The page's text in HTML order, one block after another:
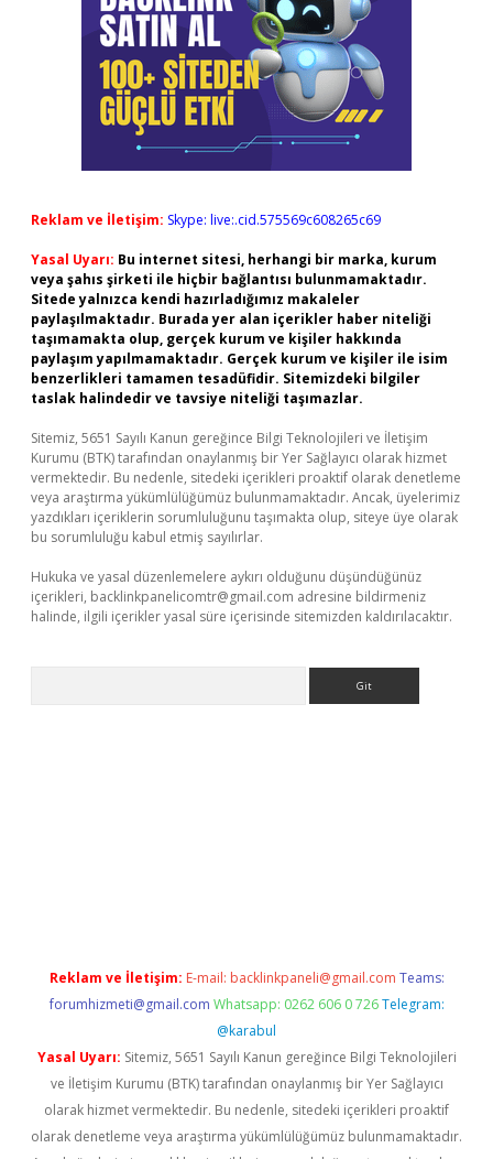
Reklam ve İletişim: Skype: live:.cid.575569c608265c69
Yasal Uyarı: Bu internet sitesi, herhangi bir marka, kurum
veya şahıs şirketi ile hiçbir bağlantısı bulunmamaktadır.
Sitede yalnızca kendi hazırladığımız makaleler
paylaşılmaktadır. Burada yer alan içerikler haber niteliği
taşımamakta olup, gerçek kurum ve kişiler hakkında
paylaşım yapılmamaktadır. Gerçek kurum ve kişiler ile isim
benzerlikleri tamamen tesadüfidir. Sitemizdeki bilgiler
taslak halindedir ve tavsiye niteliği taşımazlar.
Sitemiz, 5651 Sayılı Kanun gereğince Bilgi Teknolojileri ve İletişim
Kurumu (BTK) tarafından onaylanmış bir Yer Sağlayıcı olarak hizmet
vermektedir. Bu nedenle, sitedeki içerikleri proaktif olarak denetleme
veya araştırma yükümlülüğümüz bulunmamaktadır. Ancak, üyelerimiz
yazdıkları içeriklerin sorumluluğunu taşımakta olup, siteye üye olarak
bu sorumluluğu kabul etmiş sayılırlar.
Hukuka ve yasal düzenlemelere aykırı olduğunu düşündüğünüz
içerikleri, backlinkpanelicomtr@gmail.com adresine bildirmeniz
halinde, ilgili içerikler yasal süre içerisinde sitemizden kaldırılacaktır.
Reklam ve İletişim: E-mail: backlinkpaneli@gmail.com Teams:
forumhizmeti@gmail.com Whatsapp: 0262 606 0 726 Telegram:
@karabul
Yasal Uyarı: Sitemiz, 5651 Sayılı Kanun gereğince Bilgi Teknolojileri
ve İletişim Kurumu (BTK) tarafından onaylanmış bir Yer Sağlayıcı
olarak hizmet vermektedir. Bu nedenle, sitedeki içerikleri proaktif
olarak denetleme veya araştırma yükümlülüğümüz bulunmamaktadır.